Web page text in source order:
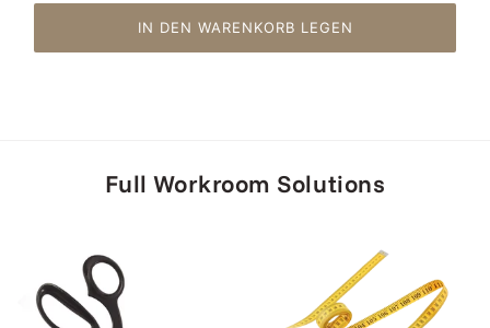
IN DEN WARENKORB LEGEN
Full Workroom Solutions